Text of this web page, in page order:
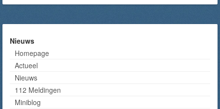
Nieuws
Homepage
Actueel
Nieuws
112 Meldingen
Miniblog